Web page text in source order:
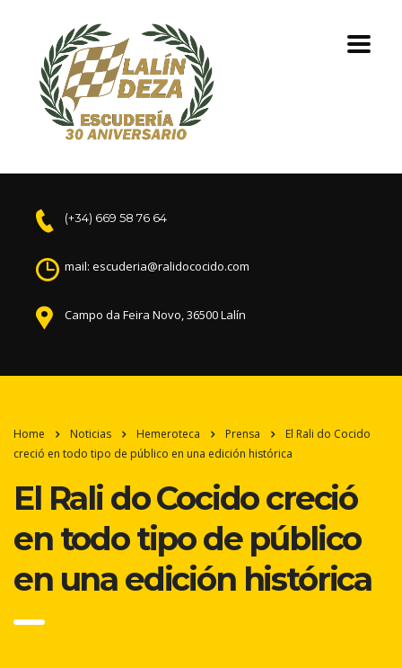
(+34) 669 58 76 64
mail: escuderia@ralidococido.com
Campo da Feira Novo, 36500 Lalín
Home Noticias Hemeroteca Prensa
El Rali do Cocido
creció en todo tipo de público en una edición histórica
El Rali do Cocido creció
en todo tipo de público
en una edición histórica